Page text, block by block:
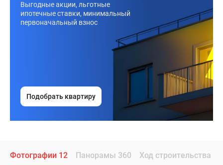
Выгодные акции, льготные
ипотечные ставки, минимальный
первоначальный взнос
Подобрать квартиру
Фотографии 12 Панорамы 360 Ход строительства